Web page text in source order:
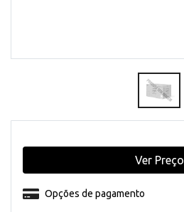
Opções de pagamento
Ver Preço